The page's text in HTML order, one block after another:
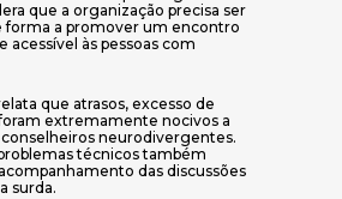
que a organização precisa ser
forma a promover um encontro
acessível às pessoas com
que atrasos, excesso de
extremamente nocivos a
neurodivergentes.
técnicos também
das discussões
surda.